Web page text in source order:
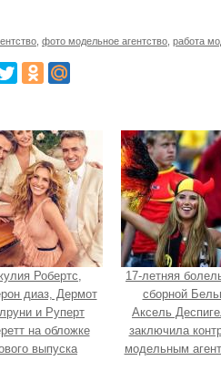
фото модельное агентство работа
Робертс,
диаз, Дермот
и Руперт
на обложке
выпуска
17-летняя
сборной
Аксель
заключила
модельным